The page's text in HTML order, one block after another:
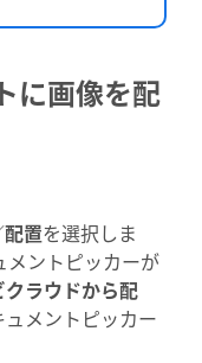
に画像を配
配置を選択しま
メントピッカーが
クラウドから配
メントピッカー